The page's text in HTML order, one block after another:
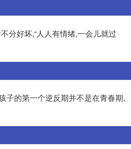
分好坏,“人人有情绪,一会儿就过
子的第一个逆反期并不是在青春期,